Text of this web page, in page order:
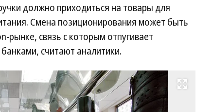
должно приходиться на товары для
Смена позиционирования может быть
рынке, связь с которым отпугивает
считают аналитики.
Развернуть на весь экран